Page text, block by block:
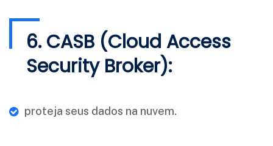
6. CASB (Cloud Access
Security Broker):
proteja seus dados na nuvem.